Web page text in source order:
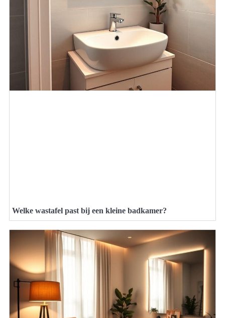
Welke wastafel past bij een kleine badkamer?